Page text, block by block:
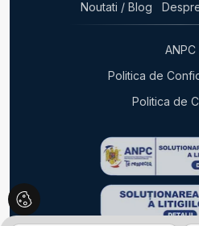
Noutati / Blog
ANPC
Politica de
Politica de